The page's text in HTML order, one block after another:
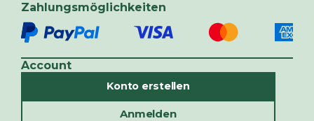
Zahlungsmöglichkeiten
Account
Konto erstellen
Anmelden